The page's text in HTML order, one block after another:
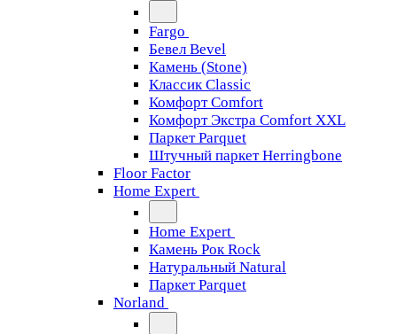
Fargo
Бевел Bevel
Камень (Stone)
Классик Classic
Комфорт Comfort
Комфорт Экстра Comfort XXL
Паркет Parquet
Штучный паркет Herringbone
Floor Factor
Home Expert
Home Expert
Камень Рок Rock
Натуральный Natural
Паркет Parquet
Norland